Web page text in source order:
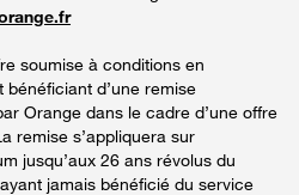
soumise à conditions en
d’une remise
Orange dans le cadre d’une offre
remise s’appliquera sur
jusqu’aux 26 ans révolus du
jamais bénéficié du service